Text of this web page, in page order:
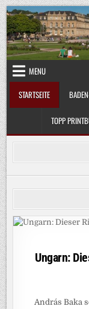
Skip
to
content
MENU
STARTSEITE
TOPP
Ungarn:
András Baka